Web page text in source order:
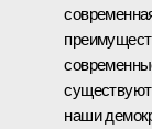
существуют
наши